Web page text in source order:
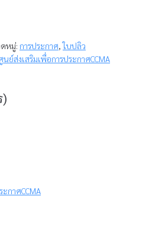
หมู่: การประกาศ,ใบปลิว
นย์ส่งเสริมเพื่อการประกาศCCMA
กาศCCMA